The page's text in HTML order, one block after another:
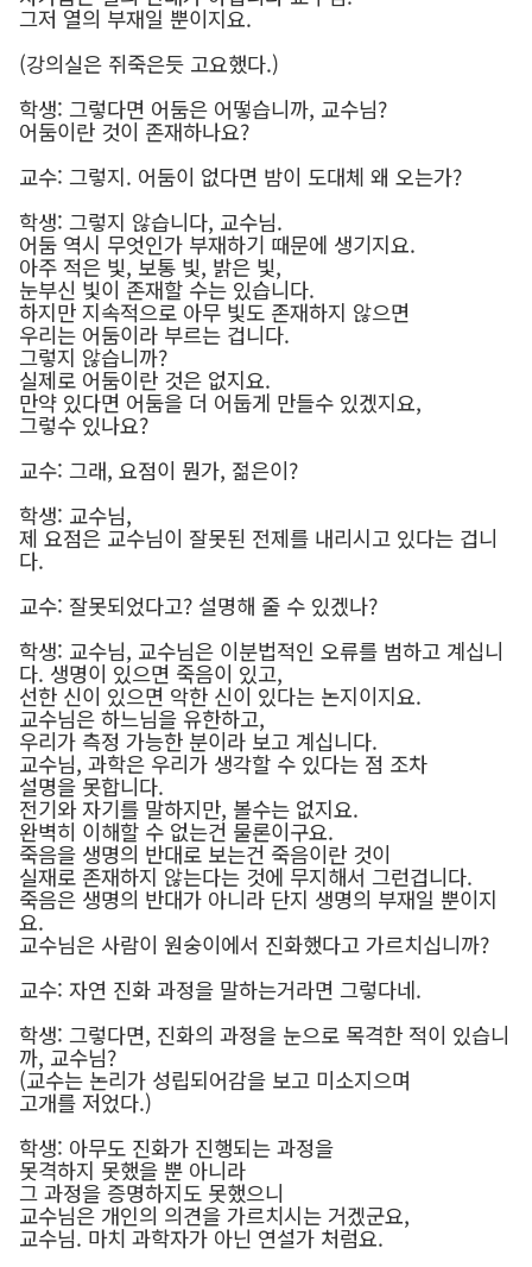
그저 열의 부재일 뿐이지요.
(강의실은 쥐죽은듯 고요했다.)
학생: 그렇다면 어둠은 어떻습니까, 교수님?
어둠이란 것이 존재하나요?
교수: 그렇지. 어둠이 없다면 밤이 도대체 왜 오는가?
학생: 그렇지 않습니다, 교수님.
어둠 역시 무엇인가 부재하기 때문에 생기지요.
아주 적은 빛, 보통 빛, 밝은 빛,
눈부신 빛이 존재할 수는 있습니다.
하지만 지속적으로 아무 빛도 존재하지 않으면
우리는 어둠이라 부르는 겁니다.
그렇지 않습니까?
실제로 어둠이란 것은 없지요.
만약 있다면 어둠을 더 어둡게 만들수 있겠지요,
그렇수 있나요?
교수: 그래, 요점이 뭔가, 젊은이?
학생: 교수님,
제 요점은 교수님이 잘못된 전제를 내리시고 있다는 겁니
다.
교수: 잘못되었다고? 설명해 줄 수 있겠나?
학생: 교수님, 교수님은 이분법적인 오류를 범하고 계십니
다. 생명이 있으면 죽음이 있고,
선한 신이 있으면 악한 신이 있다는 논지이지요.
교수님은 하느님을 유한하고,
우리가 측정 가능한 분이라 보고 계십니다.
교수님, 과학은 우리가 생각할 수 있다는 점 조차
설명을 못합니다.
전기와 자기를 말하지만, 볼수는 없지요.
완벽히 이해할 수 없는건 물론이구요.
죽음을 생명의 반대로 보는건 죽음이란 것이
실재로 존재하지 않는다는 것에 무지해서 그런겁니다.
죽음은 생명의 반대가 아니라 단지 생명의 부재일 뿐이지
요.
교수님은 사람이 원숭이에서 진화했다고 가르치십니까?
교수: 자연 진화 과정을 말하는거라면 그렇다네.
학생: 그렇다면, 진화의 과정을 눈으로 목격한 적이 있습니
까, 교수님?
(교수는 논리가 성립되어감을 보고 미소지으며
고개를 저었다.)
학생: 아무도 진화가 진행되는 과정을
못격하지 못했을 뿐 아니라
그 과정을 증명하지도 못했으니
교수님은 개인의 의견을 가르치시는 거겠군요,
교수님. 마치 과학자가 아닌 연설가 처럼요.